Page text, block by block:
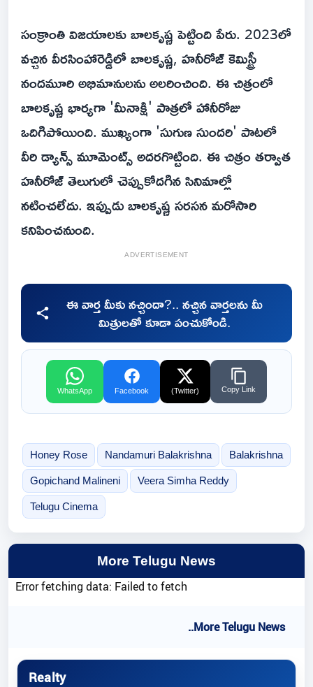
సంక్రాంతి విజయాలకు బాలకృష్ణ పెట్టింది పేరు. 2023లో
వచ్చిన వీరసింహారెడ్డిలో బాలకృష్ణ, హనీరోజ్ కెమిస్ట్రీ
నందమూరి అభిమానులను అలరించింది. ఈ చిత్రంలో
బాలకృష్ణ భార్యగా 'మీనాక్షి' పాత్రలో హానీరోజు
ఒదిగిపోయింది. ముఖ్యంగా 'సుగుణ సుందరి' పాటలో
వీరి డ్యాన్స్ మూమెంట్స్ అదరగొట్టింది. ఈ చిత్రం తర్వాత
హనీరోజ్ తెలుగులో చెప్పుకోదగిన సినిమాల్లో
నటించలేదు. ఇప్పుడు బాలకృష్ణ సరసన మరోసారి
కనిపించనుంది.
ADVERTISEMENT
ఈ వార్త మీకు నచ్చిందా?.. నచ్చిన వార్తలను మీ
మిత్రులతో కూడా పంచుకోండి.
WhatsApp Facebook (Twitter) Copy Link
Honey Rose Nandamuri Balakrishna Balakrishna
Gopichand Malineni Veera Simha Reddy
Telugu Cinema
More Telugu News
Error fetching data: Failed to fetch
..More Telugu News
Realty